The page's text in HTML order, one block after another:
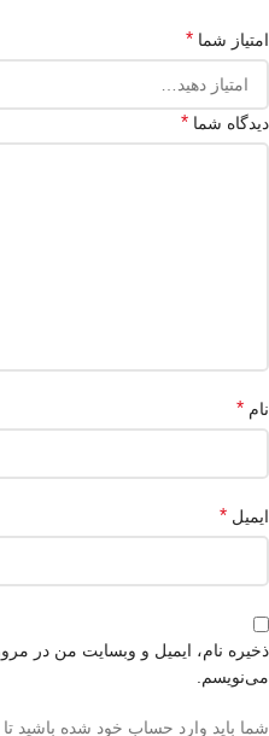
امتیاز شما *
دیدگاه شما *
نام *
ایمیل *
ذخیره نام، ایمیل و وبسایت من در
می‌نویسم.
شما باید وارد حساب خود شده باشید